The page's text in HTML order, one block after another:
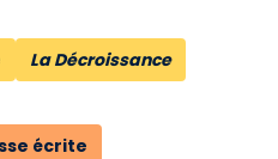
La Décroissance
écrite